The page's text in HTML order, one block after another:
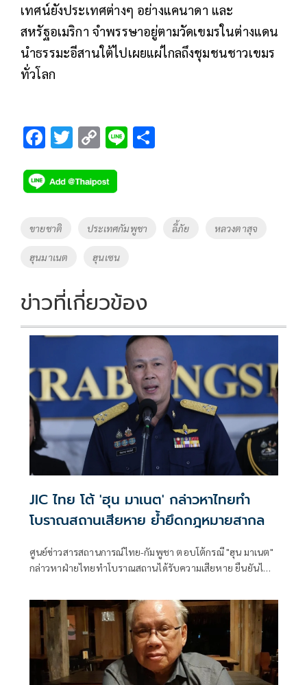
เทศน์ยังประเทศต่างๆ อย่างแคนาดา และ
สหรัฐอเมริกา จำพรรษาอยู่ตามวัดเขมรในต่างแดน
นำธรรมะอีสานใต้ไปเผยแผ่ไกลถึงชุมชนชาวเขมร
ทั่วโลก
F
e
b
o
k
T
tt
er
C
p
y
Li
k
Li
Tags
ขายชาติ ประเทศกัมพูชา ลี้ภัย หลวงตาสุจ
ฮุนมาเนต ฮุนเซน
ข่าวที่เกี่ยวข้อง
JIC ไทย โต้ 'ฮุน มาเนต' กล่าวหาไทยทำ
โบราณสถานเสียหาย ย้ำยึดกฎหมายสากล
ศูนย์ข่าวสารสถานการณ์ไทย-กัมพูชา ตอบโต้กรณี "ฮุน มาเนต"
กล่าวหาฝ่ายไทยทำโบราณสถานได้รับความเสียหาย ยืนยันไทย
เป้าหมายท